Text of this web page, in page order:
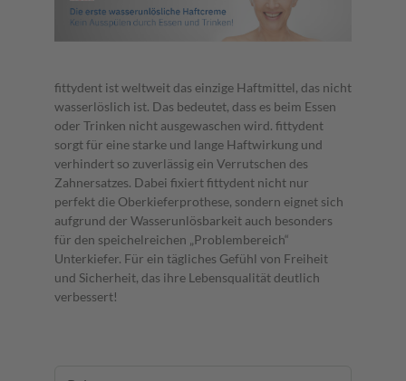
fittydent ist weltweit das einzige Haftmittel, das nicht
wasserlöslich ist. Das bedeutet, dass es beim Essen
oder Trinken nicht ausgewaschen wird. fittydent
sorgt für eine starke und lange Haftwirkung und
verhindert so zuverlässig ein Verrutschen des
Zahnersatzes. Dabei fixiert fittydent nicht nur
perfekt die Oberkieferprothese, sondern eignet sich
aufgrund der Wasserunlösbarkeit auch besonders
für den speichelreichen „Problembereich“
Unterkiefer. Für ein tägliches Gefühl von Freiheit
und Sicherheit, das ihre Lebensqualität deutlich
verbessert!